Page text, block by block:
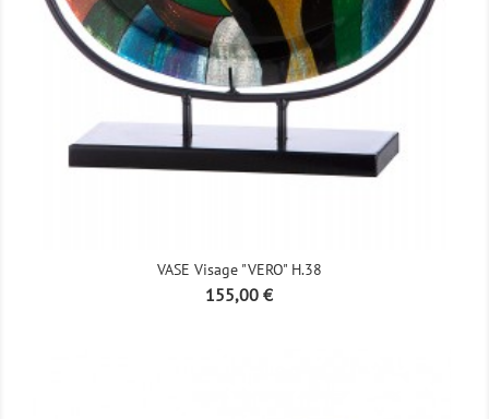
VASE Visage "VERO" H.38
Prix
155,00 €